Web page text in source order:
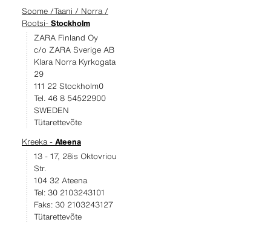
Soome /Taani / Norra /
Rootsi- Stockholm
ZARA Finland Oy
c/o ZARA Sverige AB
Klara Norra Kyrkogata
29
111 22 Stockholm0
Tel. 46 8 54522900
SWEDEN
Tütarettevõte
Kreeka - Ateena
13 - 17, 28is Oktovriou
Str.
104 32 Ateena
Tel: 30 2103243101
Faks: 30 2103243127
Tütarettevõte